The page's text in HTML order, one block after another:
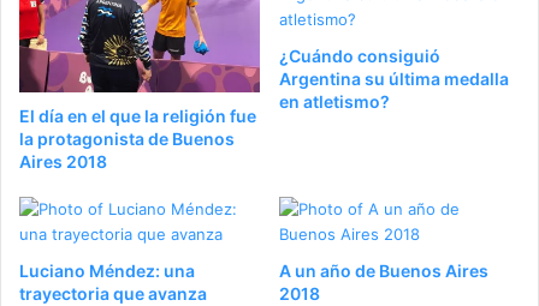
El día en el que la religión fue
la protagonista de Buenos
Aires 2018
¿Cuándo consiguió
Argentina su última medalla
en atletismo?
Luciano Méndez: una
trayectoria que avanza
A un año de Buenos Aires
2018